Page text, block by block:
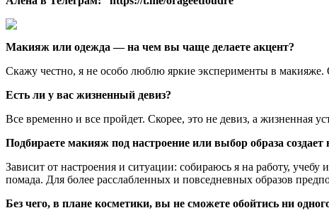
Макияж или одежда — на чем вы чаще делаете акцент?
Скажу честно, я не особо люблю яркие эксперименты в
Есть ли у вас жизненный девиз?
Все временно и все пройдет. Скорее, это не девиз, а жизненная
Подбираете макияж под настроение или выбор образа
Зависит от настроения и ситуации: собираюсь я на работу,
помада. Для более расслабленных и повседневных образов
Без чего, в плане косметики, вы не сможете обойтись ни